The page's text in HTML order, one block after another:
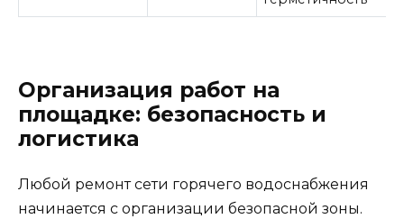
Организация работ на
площадке: безопасность и
логистика
Любой ремонт сети горячего водоснабжения
начинается с организации безопасной зоны.